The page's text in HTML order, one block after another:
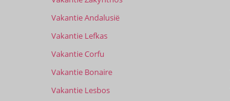
Vakantie Andalusië
Vakantie Lefkas
Vakantie Corfu
Vakantie Bonaire
Vakantie Lesbos